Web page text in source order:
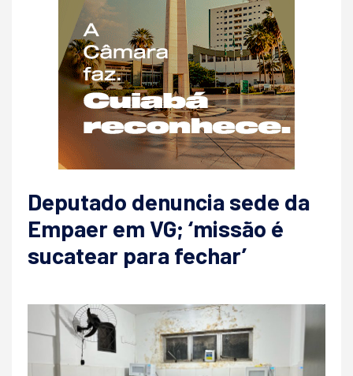
Deputado denuncia sede da
Empaer em VG; ‘missão é
sucatear para fechar’